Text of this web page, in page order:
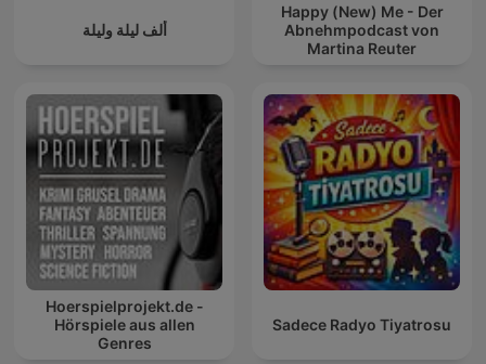
ألف ليلة وليلة
Happy (New) Me - Der
Abnehmpodcast von
Martina Reuter
Hoerspielprojekt.de -
Hörspiele aus allen
Genres
Sadece Radyo Tiyatrosu